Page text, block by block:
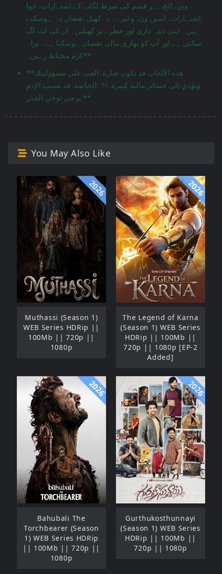
وين، إلخ. ,ہر قسم کی شرط لگانے کے اشتہارات، جوا
اشتہارات، اسپن ون، وغیرہ۔ یہ کھیل نقصان دہ ہوسکتے
ہیں۔ اپنی ذمہ داری اور خطرے پر کھیلیں۔ ان کی لت لگ
سکتی ہے اور آپ کو بھاری مالی نقصان ہوسکتا ہے۔ براہ
کرم محتاط رہیں۔**
**هذه الألعاب قد تكون ضارة. العب على مسؤوليتك
الخاصة. قد تسبب الإدمান وتؤدي إلى خسائر مالية كبيرة.
يرجى توخي الحذر.**
You May Also Like
2026
Muthassi (Season 1)
WEB Series HDRip ||
100Mb || 720p ||
1080p
2026
The Legend of Karna
(Season 1) WEB Series
HDRip || 100Mb ||
720p || 1080p [EP-2
Added]
2026
Bahubali The
Torchbearer (Season
1) WEB Series HDRip
|| 100Mb || 720p ||
1080p
2026
Gurthukosthunnayi
(Season 1) WEB Series
HDRip || 100Mb ||
720p || 1080p